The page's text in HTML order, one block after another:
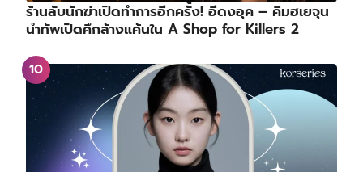
ร้านลับนักฆ่าเปิดทำการอีกครั้ง! อีดงอุค – คิมฮเยจุน
นำทัพเปิดศึกล้างแค้นใน A Shop for Killers 2